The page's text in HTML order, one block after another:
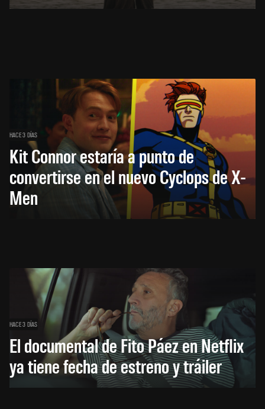
HACE 3 DÍAS
Kit Connor estaría a punto de
convertirse en el nuevo Cyclops de X-
Men
HACE 3 DÍAS
El documental de Fito Páez en Netflix
ya tiene fecha de estreno y tráiler